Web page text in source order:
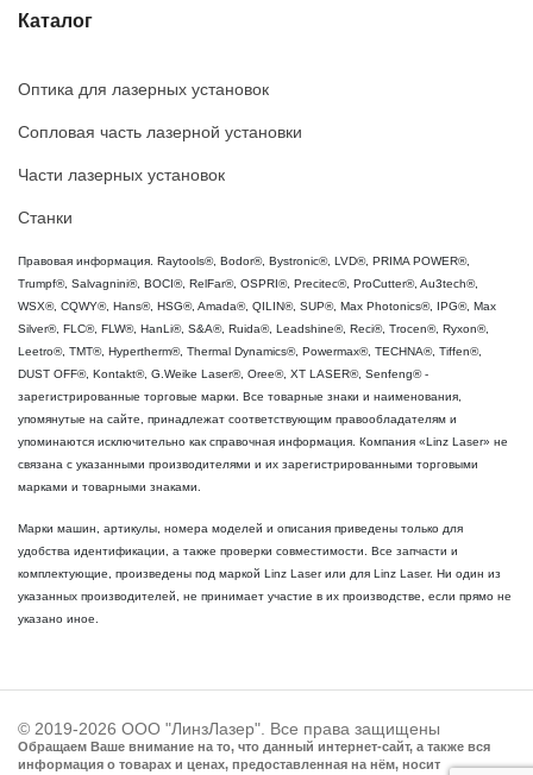
Каталог
Оптика для лазерных установок
Сопловая часть лазерной установки
Части лазерных установок
Станки
Правовая информация. Raytools®, Bodor®, Bystronic®, LVD®, PRIMA POWER®,
Trumpf®, Salvagnini®, BOCI®, RelFar®, OSPRI®, Precitec®, ProCutter®, Au3tech®,
WSX®, CQWY®, Hans®, HSG®, Amada®, QILIN®, SUP®, Max Photonics®, IPG®, Max
Silver®, FLC®, FLW®, HanLi®, S&A®, Ruida®, Leadshine®, Reci®, Trocen®, Ryxon®,
Leetro®, TMT®, Hypertherm®, Thermal Dynamics®, Powermax®, TECHNA®, Tiffen®,
DUST OFF®, Kontakt®, G.Weike Laser®, Oree®, XT LASER®, Senfeng® -
зарегистрированные торговые марки. Все товарные знаки и наименования,
упомянутые на сайте, принадлежат соответствующим правообладателям и
упоминаются исключительно как справочная информация. Компания «Linz Laser» не
связана с указанными производителями и их зарегистрированными торговыми
марками и товарными знаками.
Марки машин, артикулы, номера моделей и описания приведены только для
удобства идентификации, а также проверки совместимости. Все запчасти и
комплектующие, произведены под маркой Linz Laser или для Linz Laser. Ни один из
указанных производителей, не принимает участие в их производстве, если прямо не
указано иное.
© 2019-2026 ООО "ЛинзЛазер". Все права защищены
Обращаем Ваше внимание на то, что данный интернет-сайт, а также вся
информация о товарах и ценах, предоставленная на нём, носит